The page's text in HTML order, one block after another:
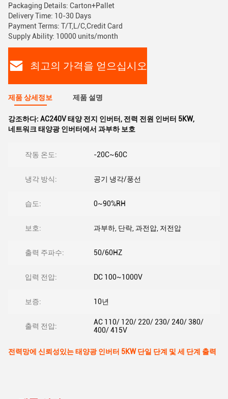
Packaging Details: Carton+Pallet
Delivery Time: 10-30 Days
Payment Terms: T/T,L/C,Credit Card
Supply Ability: 10000 units/month
최고의 가격을 얻으십시오
제품 상세정보 제품 설명
강조하다: AC240V 태양 전지 인버터, 전력 전원 인버터 5KW,
네트워크 태양광 인버터에서 과부하 보호
작동 온도: -20C~60C
냉각 방식: 공기 냉각/풍선
습도: 0~90%RH
보호: 과부하, 단락, 과전압, 저전압
출력 주파수: 50/60HZ
입력 전압: DC 100~1000V
보증: 10년
출력 전압:
AC 110/ 120/ 220/ 230/ 240/ 380/
400/ 415V
전력망에 신뢰성있는 태양광 인버터 5KW 단일 단계 및 세 단계 출력